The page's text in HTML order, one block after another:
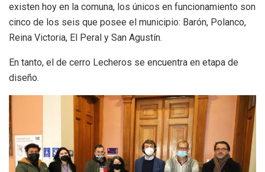
existen hoy en la comuna, los únicos en funcionamiento son
cinco de los seis que posee el municipio: Barón, Polanco,
Reina Victoria, El Peral y San Agustín.
En tanto, el de cerro Lecheros se encuentra en etapa de
diseño.